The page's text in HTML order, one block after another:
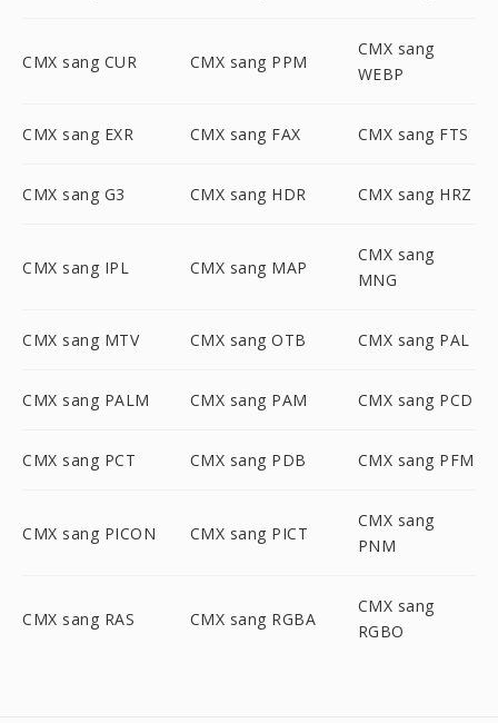
CMX sang CUR CMX sang PPM
CMX sang
WEBP
CMX sang EXR CMX sang FAX CMX sang FTS
CMX sang G3 CMX sang HDR CMX sang HRZ
CMX sang IPL CMX sang MAP
CMX sang
MNG
CMX sang MTV CMX sang OTB CMX sang PAL
CMX sang PALM CMX sang PAM CMX sang PCD
CMX sang PCT CMX sang PDB CMX sang PFM
CMX sang PICON CMX sang PICT
CMX sang
PNM
CMX sang RAS CMX sang RGBA
CMX sang
RGBO